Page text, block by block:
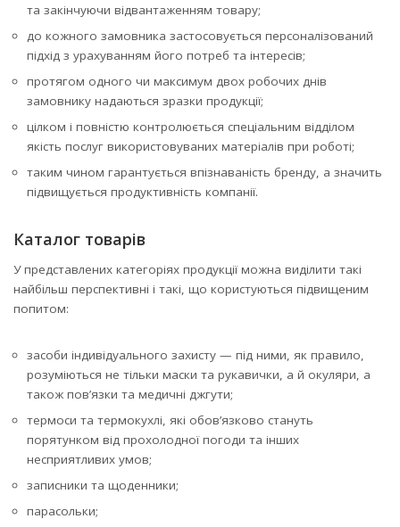
та закінчуючи відвантаженням товару;
до кожного замовника застосовується персоналізований
підхід з урахуванням його потреб та інтересів;
протягом одного чи максимум двох робочих днів
замовнику надаються зразки продукції;
цілком і повністю контролюється спеціальним відділом
якість послуг використовуваних матеріалів при роботі;
таким чином гарантується впізнаваність бренду, а значить
підвищується продуктивність компанії.
Каталог товарів
У представлених категоріях продукції можна виділити такі
найбільш перспективні і такі, що користуються підвищеним
попитом:
засоби індивідуального захисту — під ними, як правило,
розуміються не тільки маски та рукавички, а й окуляри, а
також пов’язки та медичні джгути;
термоси та термокухлі, які обов’язково стануть
порятунком від прохолодної погоди та інших
несприятливих умов;
записники та щоденники;
парасольки;